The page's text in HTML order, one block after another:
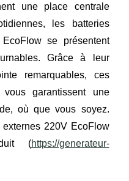
une place centrale
les batteries
se présentent
Grâce à leur
remarquables, ces
vous garantissent une
où que vous soyez.
220V EcoFlow
(https://generateur-